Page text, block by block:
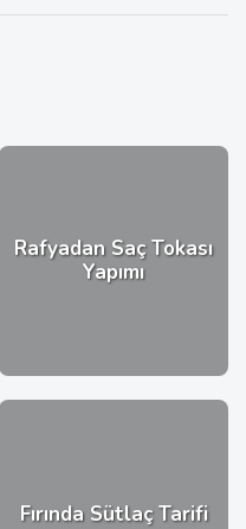
Rafyadan Saç Tokası
Yapımı
Fırında Sütlaç Tarifi